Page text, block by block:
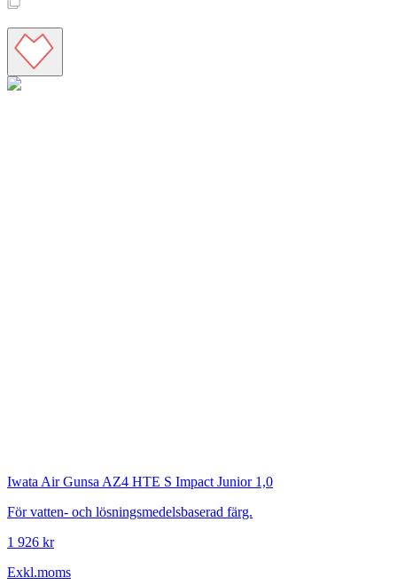
Iwata Air Gunsa AZ4 HTE S Impact Junior 1,0
För vatten- och lösningsmedelsbaserad färg.
1 926 kr
Exkl.moms